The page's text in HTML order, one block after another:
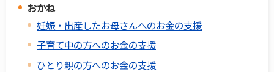
おかね
妊娠・出産したお母さんへのお金の支援
子育て中の方へのお金の支援
ひとり親の方へのお金の支援